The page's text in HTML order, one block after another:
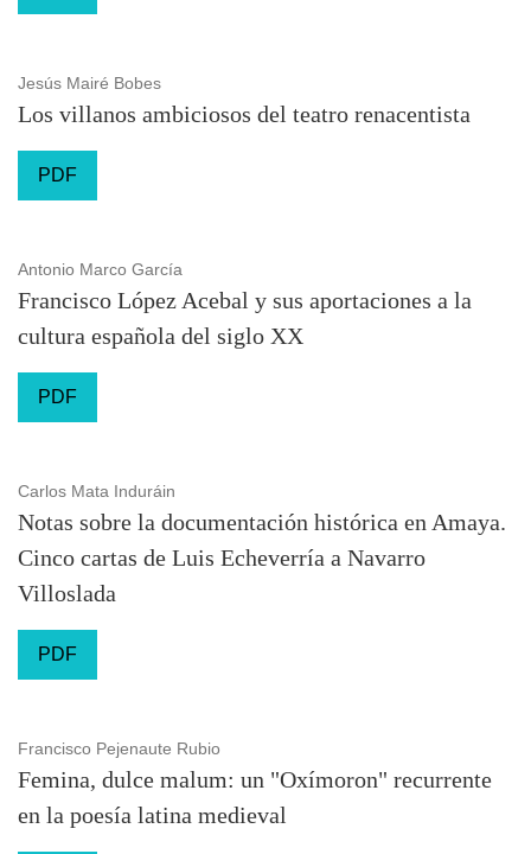
Jesús Mairé Bobes
Los villanos ambiciosos del teatro renacentista
PDF
Antonio Marco García
Francisco López Acebal y sus aportaciones a la
cultura española del siglo XX
PDF
Carlos Mata Induráin
Notas sobre la documentación histórica en Amaya.
Cinco cartas de Luis Echeverría a Navarro
Villoslada
PDF
Francisco Pejenaute Rubio
Femina, dulce malum: un "Oxímoron" recurrente
en la poesía latina medieval